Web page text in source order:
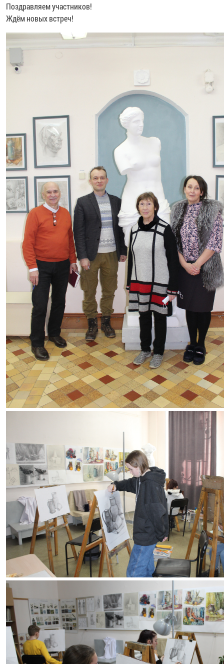
Поздравляем участников!
Ждём новых встреч!